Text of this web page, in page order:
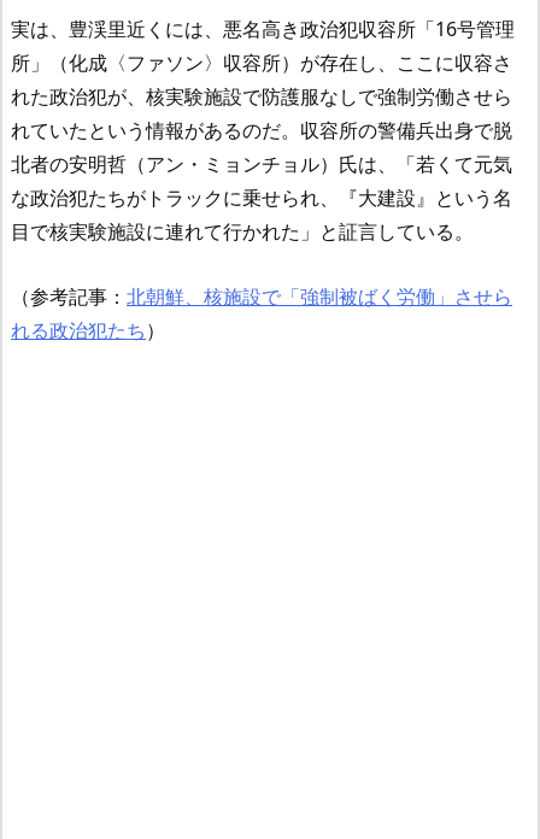
実は、豊渓里近くには、悪名高き政治犯収容所「16号管理
所」（化成〈ファソン〉収容所）が存在し、ここに収容さ
れた政治犯が、核実験施設で防護服なしで強制労働させら
れていたという情報があるのだ。収容所の警備兵出身で脱
北者の安明哲（アン・ミョンチョル）氏は、「若くて元気
な政治犯たちがトラックに乗せられ、『大建設』という名
目で核実験施設に連れて行かれた」と証言している。
（参考記事： 北朝鮮、核施設で「強制被ばく労働」させら
れる政治犯たち）